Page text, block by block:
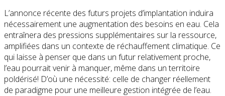
L’annonce récente des futurs projets d’implantation induira
nécessairement une augmentation des besoins en eau. Cela
entraînera des pressions supplémentaires sur la ressource,
amplifiées dans un contexte de réchauffement climatique. Ce
qui laisse à penser que dans un futur relativement proche,
l’eau pourrait venir à manquer, même dans un territoire
poldérisé! D’où une nécessité: celle de changer réellement
de paradigme pour une meilleure gestion intégrée de l’eau.